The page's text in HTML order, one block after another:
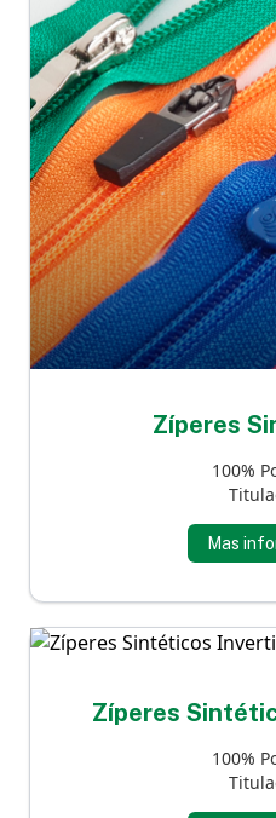
Zíperes
100%
Mas
Zíperes
100%